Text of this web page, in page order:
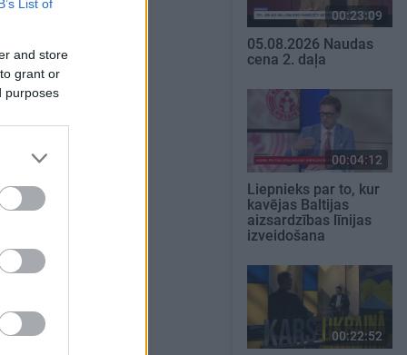
List of
and store
grant or
purposes
00:23:09
05.08.2026 Naudas
cena 2. daļa
00:04:12
Liepnieks par to, kur
kavējas Baltijas
aizsardzības līnijas
izveidošana
00:22:52